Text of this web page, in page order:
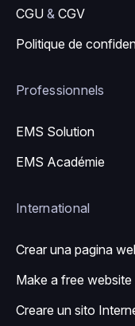
CGU & CGV
Politique de
Professionnels
EMS Solution
EMS Académie
International
Crear una pagina
Make a free website
Creare un sito